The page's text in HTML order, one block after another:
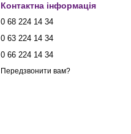
Контактна інформація
0 68 224 14 34
0 63 224 14 34
0 66 224 14 34
Передзвонити вам?